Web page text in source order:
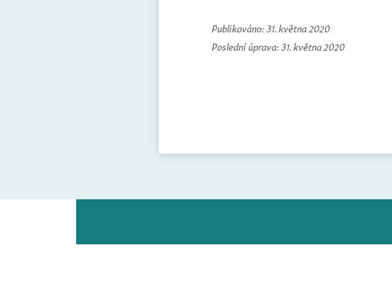
Publikováno: 31. května 2020
Poslední úprava: 31. května 2020